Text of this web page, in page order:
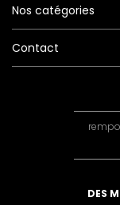
Nos catégories
Contact
DES